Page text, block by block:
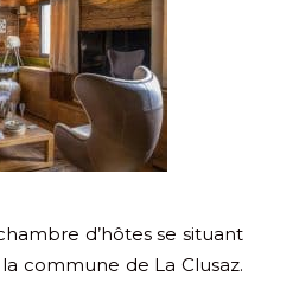
d’hôtes se situant
commune de La Clusaz.